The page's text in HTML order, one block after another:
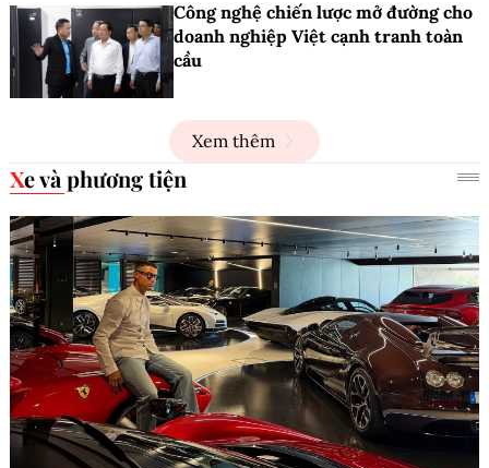
Công nghệ chiến lược mở đường cho
doanh nghiệp Việt cạnh tranh toàn
cầu
Xem thêm
Xe và phương tiện